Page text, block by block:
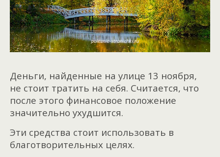
Деньги, найденные на улице 13 ноября,
не стоит тратить на себя. Считается, что
после этого финансовое положение
значительно ухудшится.
Эти средства стоит использовать в
благотворительных целях.